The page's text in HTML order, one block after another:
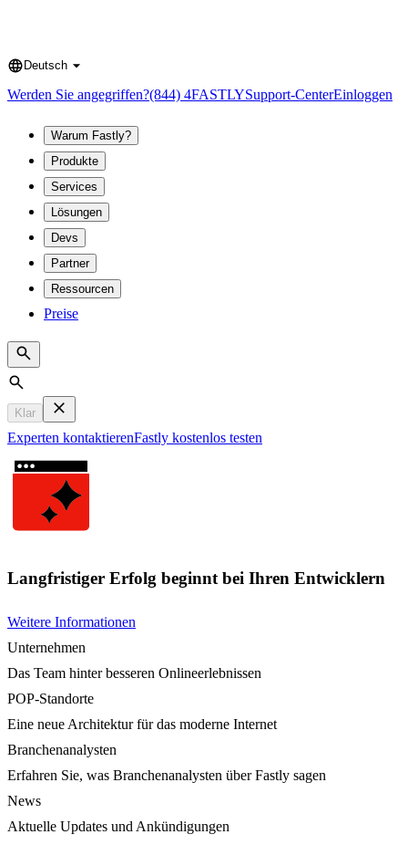
Language
Deutsch
Werden Sie angegriffen?(844) 4FASTLYSupport-CenterEinloggen
Warum Fastly?
Produkte
Services
Lösungen
Devs
Partner
Ressourcen
Preise
Search
Klar
Experten kontaktierenFastly kostenlos testen
Langfristiger Erfolg beginnt bei Ihren Entwicklern
Weitere Informationen
Unternehmen
Das Team hinter besseren Onlineerlebnissen
POP-Standorte
Eine neue Architektur für das moderne Internet
Branchenanalysten
Erfahren Sie, was Branchenanalysten über Fastly sagen
News
Aktuelle Updates und Ankündigungen